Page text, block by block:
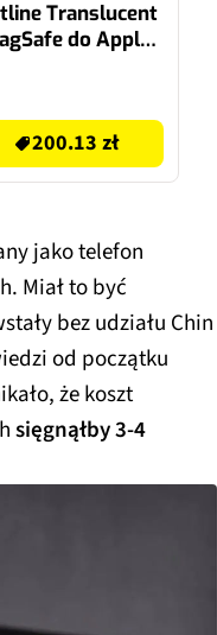
Translucent
do Apple
200.13 zł
jako telefon
Miał to być
bez udziału Chin
od początku
że koszt
sięgnąłby 3-4